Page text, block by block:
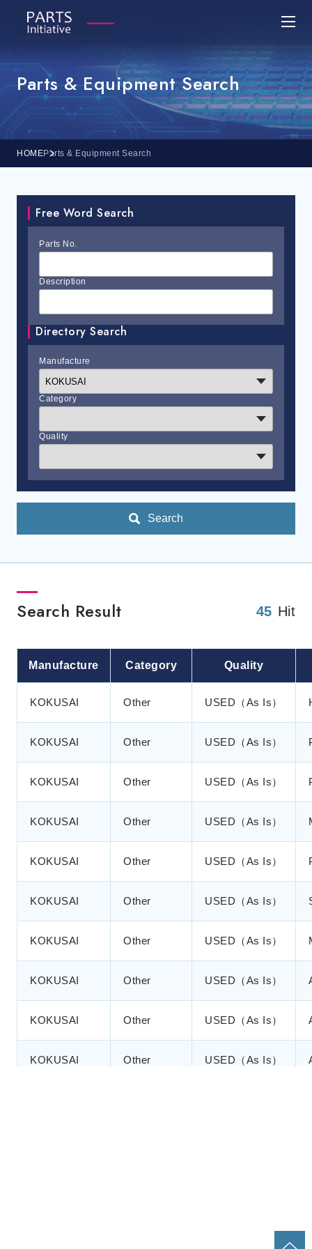
Parts & Equipment Search
HOMEParts & Equipment Search
Free Word Search
Parts No.
Description
Directory Search
Manufacture
Category
Quality
Search
Search Result 45 Hit
Manufacture Category Quality
KOKUSAI Other USED（As Is）
KOKUSAI Other USED（As Is）
KOKUSAI Other USED（As Is）
KOKUSAI Other USED（As Is）
KOKUSAI Other USED（As Is）
KOKUSAI Other USED（As Is）
KOKUSAI Other USED（As Is）
KOKUSAI Other USED（As Is）
KOKUSAI Other USED（As Is）
KOKUSAI Other USED（As Is）